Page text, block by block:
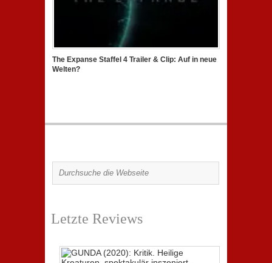
The Expanse Staffel 4 Trailer & Clip: Auf in neue
Welten?
Letzte Reviews